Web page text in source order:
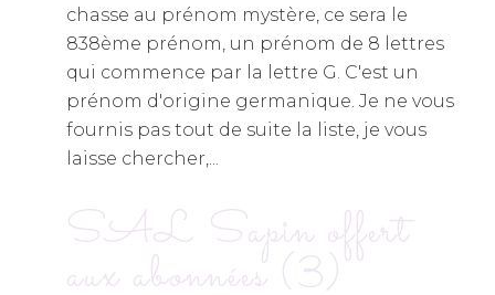
chasse au prénom mystère, ce sera le
838ème prénom, un prénom de 8 lettres
qui commence par la lettre G. C'est un
prénom d'origine germanique. Je ne vous
fournis pas tout de suite la liste, je vous
laisse chercher,...
SAL Sapin offert
aux abonnées (3)